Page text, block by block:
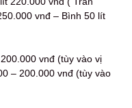
vnđ – Bình 50 lít
vnđ (tùy vào vị
– 200.000 vnđ (tùy vào